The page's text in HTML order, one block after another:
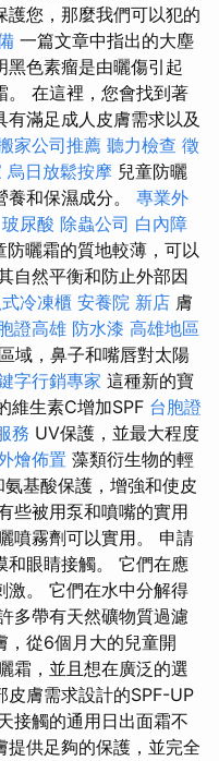
護您，那麼我們可以犯的
一篇文章中指出的大塵
黑色素瘤是由曬傷引起
。 在這裡，您會找到著
滿足成人皮膚需求以及
家公司推薦 聽力檢查 徵
烏日放鬆按摩 兒童防曬
和保濕成分。 專業外
玻尿酸 除蟲公司 白內障
防曬霜的質地較薄，可以
自然平衡和防止外部因
冷凍櫃 安養院 新店 膚
證高雄 防水漆 高雄地區
域，鼻子和嘴唇對太陽
字行銷專家 這種新的寶
維生素C增加SPF 台胞證
務 UV保護，並最大程度
燴佈置 藻類衍生物的輕
基酸保護，增強和使皮
些被用泵和噴嘴的實用
噴霧劑可以實用。 申請
和眼睛接觸。 它們在應
激。 它們在水中分解得
多帶有天然礦物質過濾
，從6個月大的兒童開
霜，並且想在廣泛的選
皮膚需求設計的SPF-UP
接觸的通用日出面霜不
提供足夠的保護，並完全